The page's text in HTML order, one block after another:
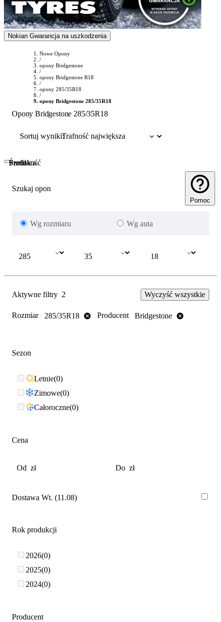
Nokian Gwarancja na uszkodzenia
Nowe Opony
/
opony Bridgestone
/
opony Bridgestone R18
/
opony 285/35R18
/
opony Bridgestone 285/35R18
Opony Bridgestone 285/35R18
Sortuj wyniki:
Szukaj opon
Pomoc
Wg rozmiaru Wg auta
Szerokość
Profil
Średnica
Aktywne filtry 2 Wyczyść wszystkie
Rozmiar 285/35R18 Producent Bridgestone
Sezon
Letnie 0
Zimowe 0
Całoroczne 0
Cena
Dostawa Wt. (11.08)
Rok produkcji
2026 0
2025 0
2024 0
Producent